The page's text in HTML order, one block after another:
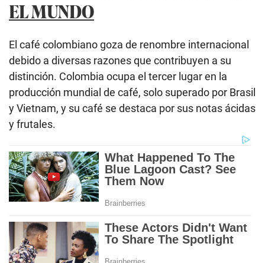
EL MUNDO
El café colombiano goza de renombre internacional
debido a diversas razones que contribuyen a su
distinción. Colombia ocupa el tercer lugar en la
producción mundial de café, solo superado por Brasil
y Vietnam, y su café se destaca por sus notas ácidas
y frutales.